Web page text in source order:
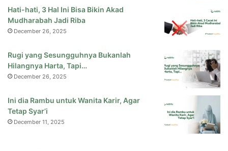
Hati-hati, 3 Hal Ini Bisa Bikin Akad
Mudharabah Jadi Riba
December 26, 2025
Rugi yang Sesungguhnya Bukanlah
Hilangnya Harta, Tapi…
December 26, 2025
Ini dia Rambu untuk Wanita Karir, Agar
Tetap Syar’i
December 11, 2025